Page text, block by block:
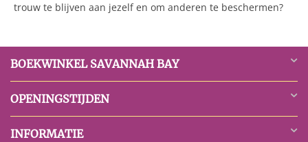
trouw te blijven aan jezelf en om anderen te beschermen?
BOEKWINKEL SAVANNAH BAY
OPENINGSTIJDEN
INFORMATIE